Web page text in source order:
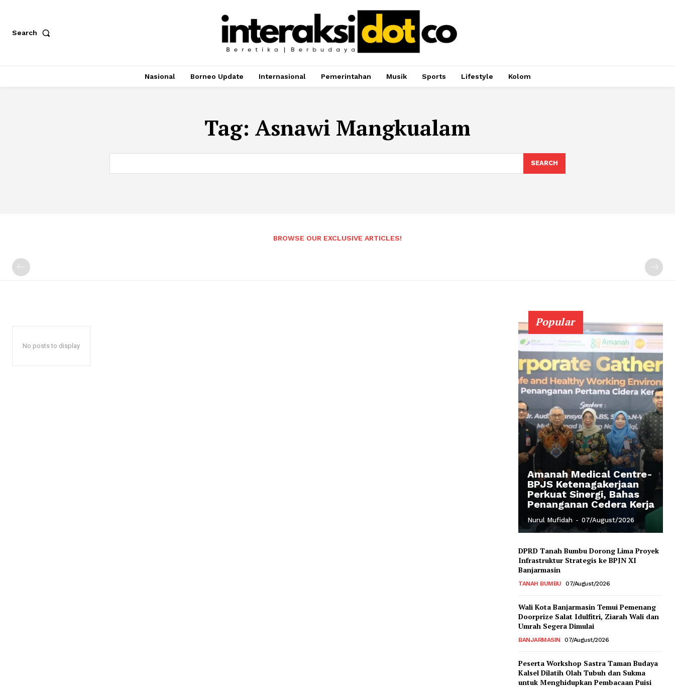
Search
Nasional Borneo Update Internasional Pemerintahan Musik Sports Lifestyle Kolom
Tag: Asnawi Mangkualam
SEARCH
BROWSE OUR EXCLUSIVE ARTICLES!
No posts to display
Popular
Amanah Medical Centre-
BPJS Ketenagakerjaan
Perkuat Sinergi, Bahas
Penanganan Cedera Kerja
Nurul Mufidah - 07/August/2026
DPRD Tanah Bumbu Dorong Lima Proyek
Infrastruktur Strategis ke BPJN XI
Banjarmasin
TANAH BUMBU 07/August/2026
Wali Kota Banjarmasin Temui Pemenang
Doorprize Salat Idulfitri, Ziarah Wali dan
Umrah Segera Dimulai
BANJARMASIN 07/August/2026
Peserta Workshop Sastra Taman Budaya
Kalsel Dilatih Olah Tubuh dan Sukma
untuk Menghidupkan Pembacaan Puisi